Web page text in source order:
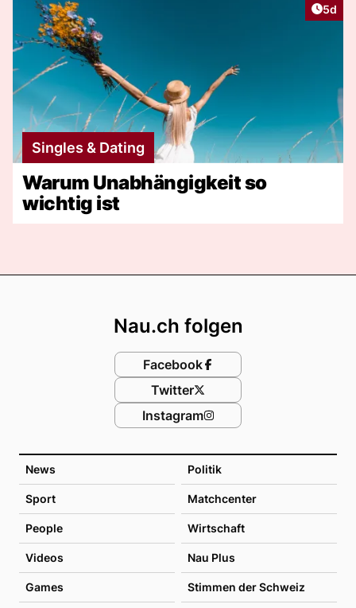
5d
Singles & Dating
Warum Unabhängigkeit so
wichtig ist
News Politik
Sport Matchcenter
People Wirtschaft
Videos Nau Plus
Games Stimmen der Schweiz
Nau.ch folgen
Facebook
Twitter
Instagram